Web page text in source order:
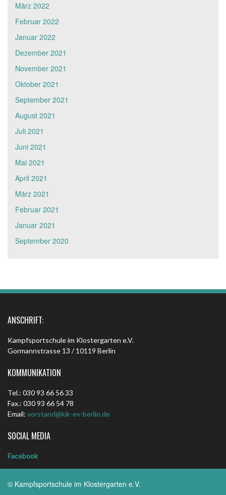
März 2022
Februar 2022
Januar 2022
Dezember 2021
November 2021
Oktober 2021
September 2021
August 2021
Juli 2021
Juni 2021
Mai 2021
April 2021
März 2021
Februar 2021
Januar 2021
September 2020
ANSCHRIFT:
Kampfsportschule im Klostergarten e.V.
Gormannstrasse 13 / 10119 Berlin
KOMMUNIKATION
Tel.: 030 93 66 56 33
Fax.: 030 93 66 54 78
Email: vorstand@kik-ev-berlin.de
SOCIAL MEDIA
Facebook
© Kampfsportschule im Klostergarten e.V.